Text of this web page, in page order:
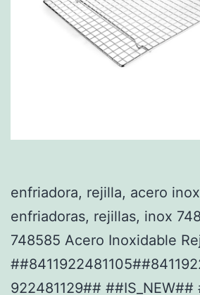
enfriadora, rejilla, acero
enfriadoras, rejillas, inox
748585 Acero Inoxidable
922481129##